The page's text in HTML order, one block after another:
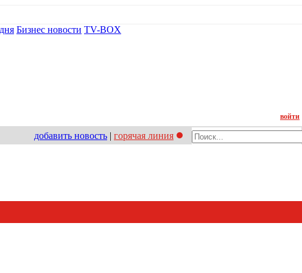
Бизнес новости TV-BOX
войти
добавить новость | горячая линия